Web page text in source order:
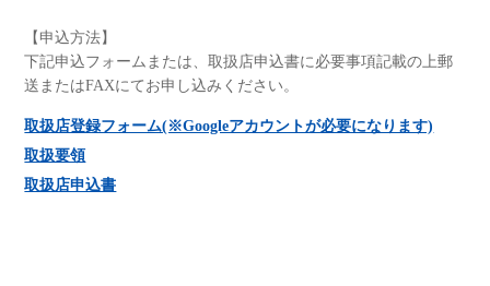
【申込方法】
下記申込フォームまたは、取扱店申込書に必要事項記載の上郵
送またはFAXにてお申し込みください。
取扱店登録フォーム(※Googleアカウントが必要になります)
取扱要領
取扱店申込書